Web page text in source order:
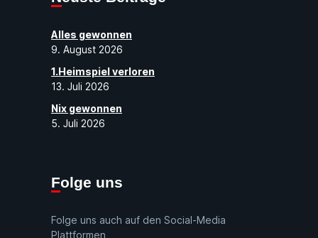
Alles gewonnen
9. August 2026
1.Heimspiel verloren
13. Juli 2026
Nix gewonnen
5. Juli 2026
Folge uns
Folge uns auch auf den Social-Media
Plattformen